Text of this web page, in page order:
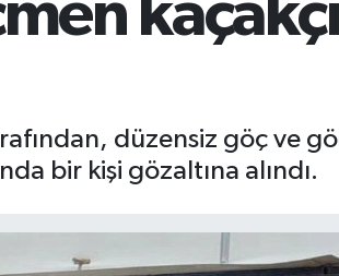
düzensiz göç ve
bir kişi gözaltına alındı.